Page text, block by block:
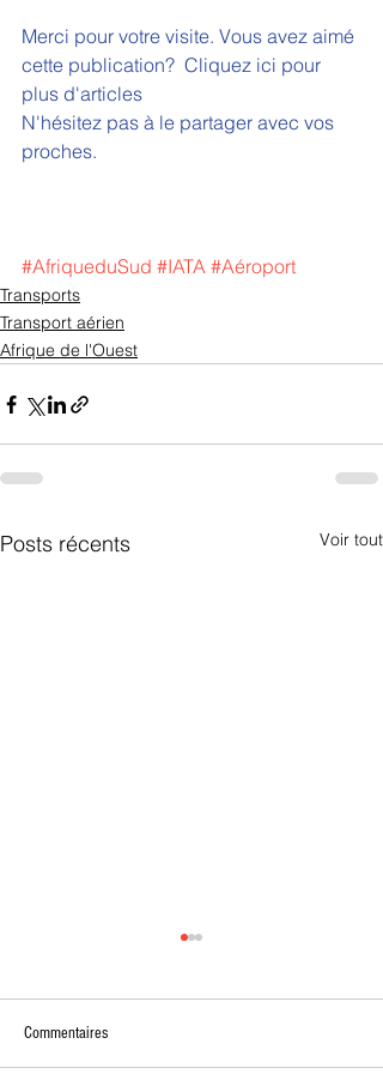
Merci pour votre visite. Vous avez aimé
cette publication? Cliquez ici pour
plus d'articles
N'hésitez pas à le partager avec vos
proches.
#AfriqueduSud #IATA #Aéroport
Transports
Transport aérien
Afrique de l'Ouest
Posts récents Voir tout
Commentaires